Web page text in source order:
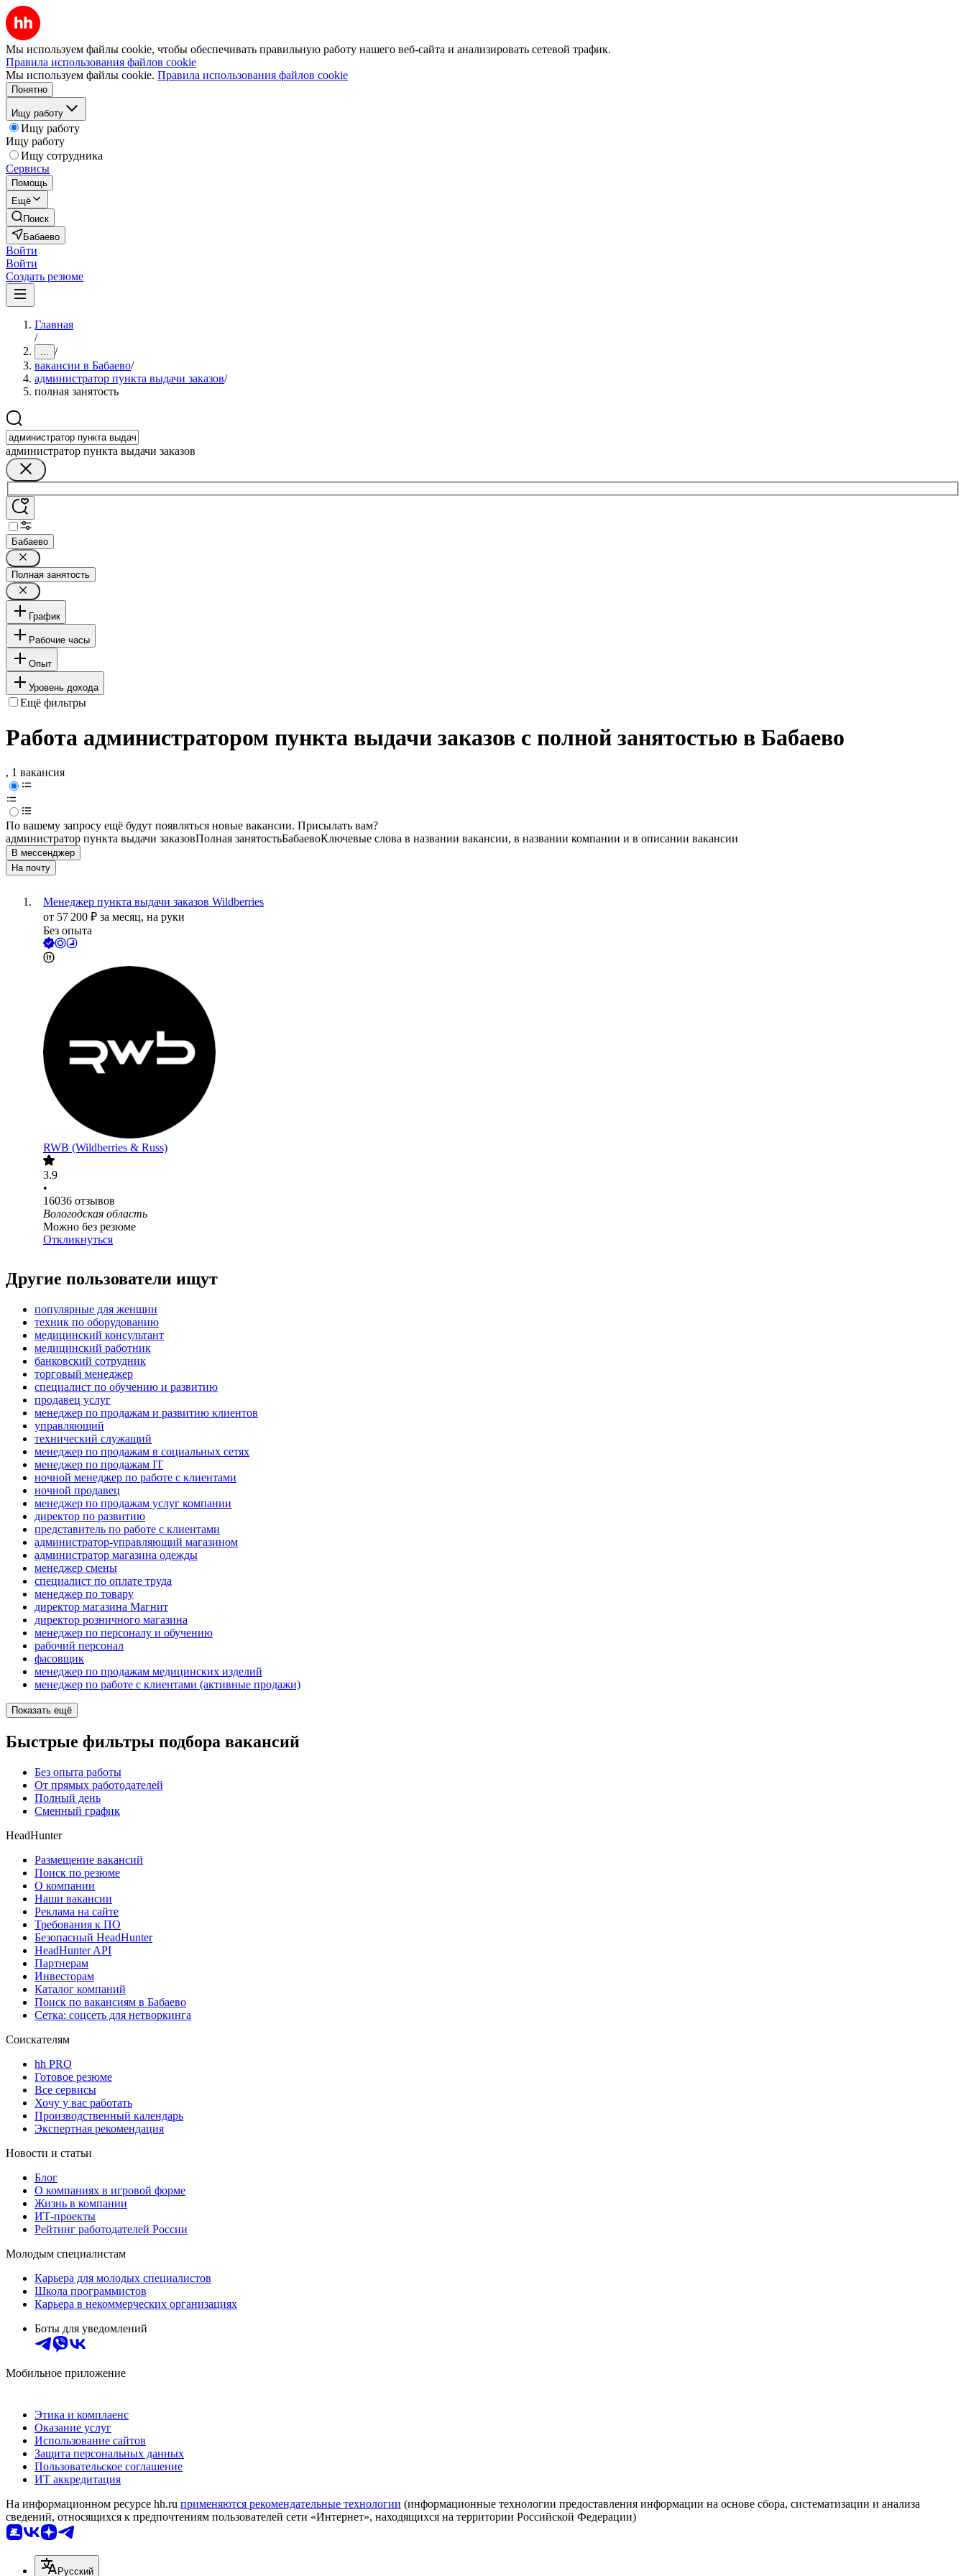
Мы используем файлы cookie, чтобы обеспечивать правильную работу нашего веб-сайта и анализировать сетевой трафик.
Правила использования файлов cookie
Мы используем файлы cookie. Правила использования файлов cookie
Понятно
Ищу работу
Ищу работу
Ищу работу
Ищу сотрудника
Сервисы
Помощь
Ещё
Поиск
Бабаево
Войти
Войти
Создать резюме
Главная
/
... /
вакансии в Бабаево/
администратор пункта выдачи заказов/
полная занятость
администратор пункта выдачи заказов
Бабаево
Полная занятость
График
Рабочие часы
Опыт
Уровень дохода
Ещё фильтры
Работа администратором пункта выдачи заказов с полной занятостью в Бабаево
, 1 вакансия
По вашему запросу ещё будут появляться новые вакансии. Присылать вам?
администратор пункта выдачи заказовПолная занятостьБабаевоКлючевые слова в названии вакансии, в названии компании и в описании вакансии
В мессенджер
На почту
Менеджер пункта выдачи заказов Wildberries
от 57 200 ₽ за месяц, на руки
Без опыта
RWB (Wildberries & Russ)
3.9
•
16036 отзывов
Вологодская область
Можно без резюме
Откликнуться
Другие пользователи ищут
популярные для женщин
техник по оборудованию
медицинский консультант
медицинский работник
банковский сотрудник
торговый менеджер
специалист по обучению и развитию
продавец услуг
менеджер по продажам и развитию клиентов
управляющий
технический служащий
менеджер по продажам в социальных сетях
менеджер по продажам IT
ночной менеджер по работе с клиентами
ночной продавец
менеджер по продажам услуг компании
директор по развитию
представитель по работе с клиентами
администратор-управляющий магазином
администратор магазина одежды
менеджер смены
специалист по оплате труда
менеджер по товару
директор магазина Магнит
директор розничного магазина
менеджер по персоналу и обучению
рабочий персонал
фасовщик
менеджер по продажам медицинских изделий
менеджер по работе с клиентами (активные продажи)
Показать ещё
Быстрые фильтры подбора вакансий
Без опыта работы
От прямых работодателей
Полный день
Сменный график
HeadHunter
Размещение вакансий
Поиск по резюме
О компании
Наши вакансии
Реклама на сайте
Требования к ПО
Безопасный HeadHunter
HeadHunter API
Партнерам
Инвесторам
Каталог компаний
Поиск по вакансиям в Бабаево
Сетка: соцсеть для нетворкинга
Соискателям
hh PRO
Готовое резюме
Все сервисы
Хочу у вас работать
Производственный календарь
Экспертная рекомендация
Новости и статьи
Блог
О компаниях в игровой форме
Жизнь в компании
ИТ-проекты
Рейтинг работодателей России
Молодым специалистам
Карьера для молодых специалистов
Школа программистов
Карьера в некоммерческих организациях
Боты для уведомлений
Мобильное приложение
Этика и комплаенс
Оказание услуг
Использование сайтов
Защита персональных данных
Пользовательское соглашение
ИТ аккредитация
На информационном ресурсе hh.ru применяются рекомендательные технологии (информационные технологии предоставления информации на основе сбора, систематизации и анализа
сведений, относящихся к предпочтениям пользователей сети «Интернет», находящихся на территории Российской Федерации)
Русский